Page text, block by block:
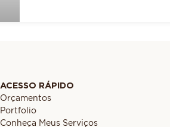
ACESSO RÁPIDO
Orçamentos
Portfolio
Conheça Meus Serviços